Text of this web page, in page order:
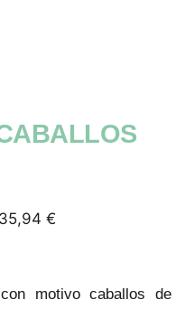
35,94 €
con motivo caballos de